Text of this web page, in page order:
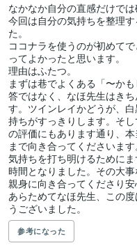
なかなか自分の直感だけでは
今回は自分の気持ちを整理
た。
ココナラを使うのが初めて
ってよかったと思います。
理由はふたつ。
まずは巷でよくある「〜か
答ではなく、なほ先生はき
す。ツインレイかどうが、
持ちがすっきりします。そ
の評価にもあります通り、
まで向き合ってくださいます
気持ちを打ち明けるために
時間となりました。その大
親身に向き合ってくださり安
あらためてなほ先生、この
うございました。
参考になった